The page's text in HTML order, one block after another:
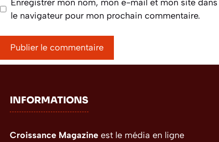
Enregistrer mon nom, mon e-mail et mon site dans
le navigateur pour mon prochain commentaire.
INFORMATIONS
Croissance Magazine est le média en ligne